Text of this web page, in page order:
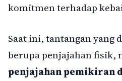
komitmen terhadap
Saat ini, tantangan yang
berupa penjajahan fisik,
penjajahan pemikiran